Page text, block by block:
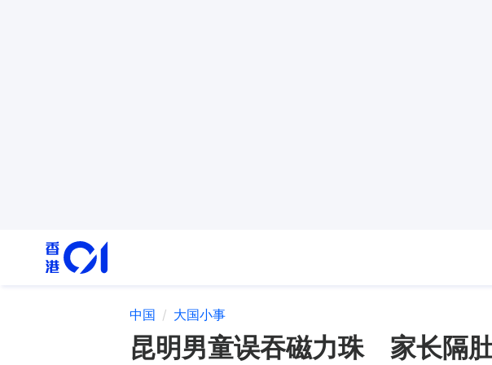
中国 大国小事
昆明男童误吞磁力珠 家长隔